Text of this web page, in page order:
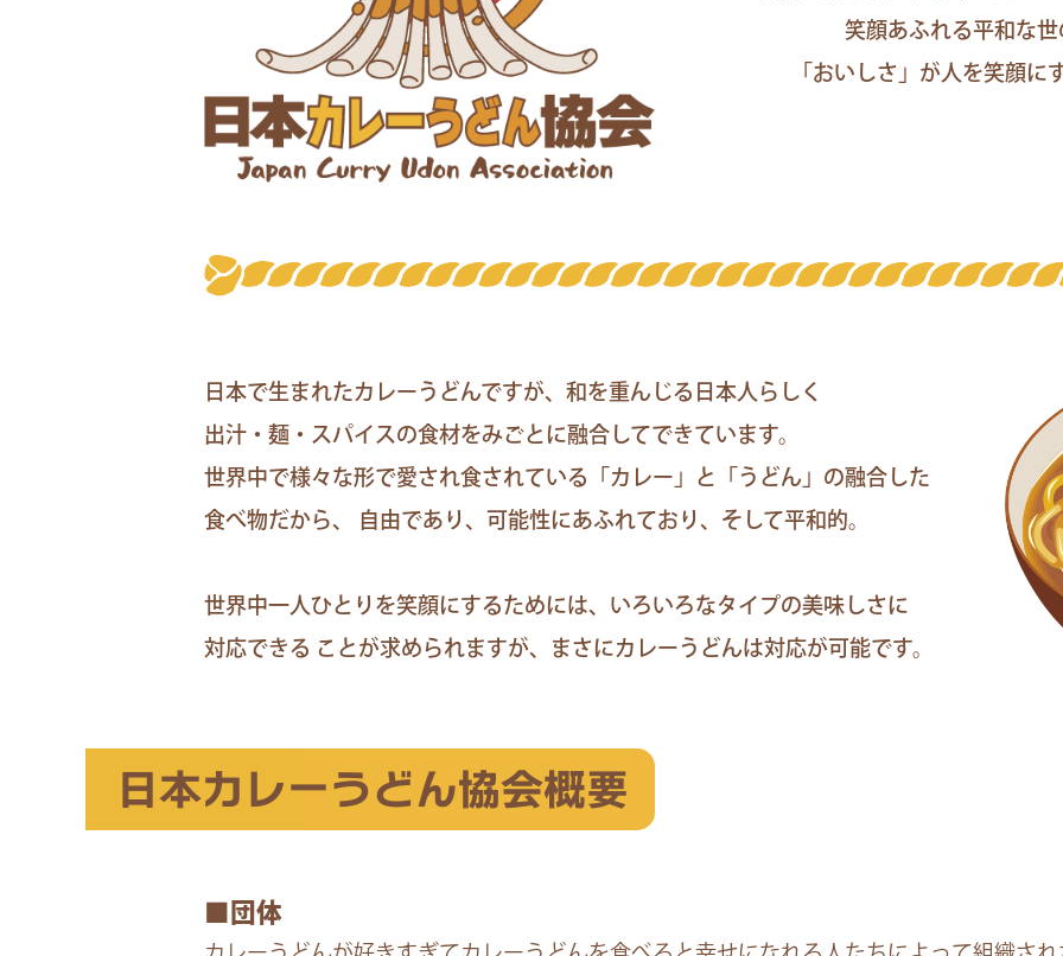
笑顔あふれる平和な
「おいしさ」が人を笑顔に
日本で生まれたカレーうどんですが、和を重んじる日本人らしく
出汁・麺・スパイスの食材をみごとに融合してできています。
世界中で様々な形で愛され食されている「カレー」と「うどん」の融合した
食べ物だから、 自由であり、可能性にあふれており、そして平和的。
世界中一人ひとりを笑顔にするためには、いろいろなタイプの美味しさに
対応できる ことが求められますが、まさにカレーうどんは対応が可能です。
日本カレーうどん協会概要
■団体